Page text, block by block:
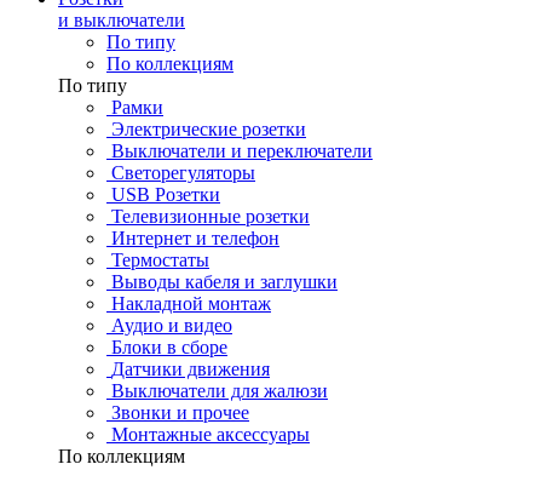
и выключатели
По типу
По коллекциям
По типу
Рамки
Электрические розетки
Выключатели и переключатели
Светорегуляторы
USB Розетки
Телевизионные розетки
Интернет и телефон
Термостаты
Выводы кабеля и заглушки
Накладной монтаж
Аудио и видео
Блоки в сборе
Датчики движения
Выключатели для жалюзи
Звонки и прочее
Монтажные аксессуары
По коллекциям